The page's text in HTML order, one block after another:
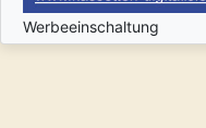
Werbeeinschaltung